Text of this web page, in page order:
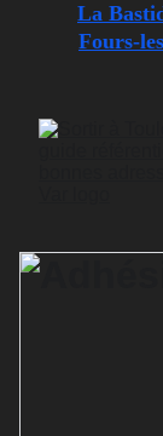
La
Fours-